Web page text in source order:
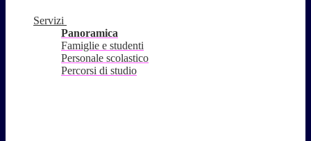
Servizi
Panoramica
Famiglie e studenti
Personale scolastico
Percorsi di studio